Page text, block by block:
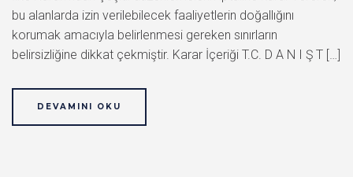
bu alanlarda izin verilebilecek faaliyetlerin doğallığını
korumak amacıyla belirlenmesi gereken sınırların
belirsizliğine dikkat çekmiştir. Karar İçeriği T.C. D A N I Ş T […]
DEVAMINI OKU